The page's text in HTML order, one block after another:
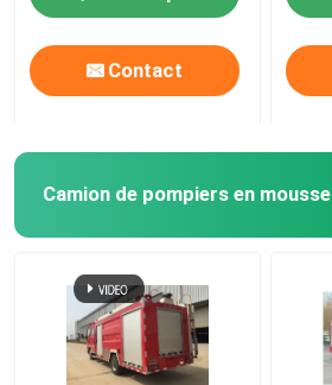
Contact
Camion de pompiers en mousse